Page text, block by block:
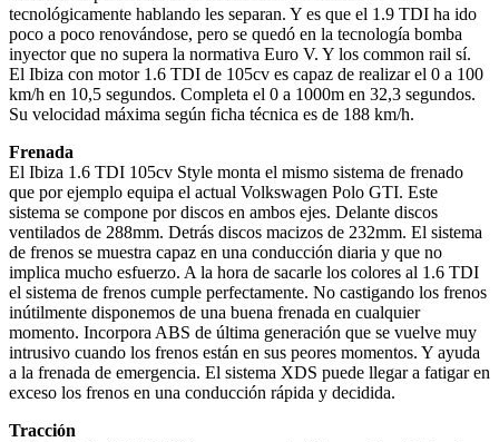
tecnológicamente hablando les separan. Y es que el 1.9 TDI ha ido
poco a poco renovándose, pero se quedó en la tecnología bomba
inyector que no supera la normativa Euro V. Y los common rail sí.
El Ibiza con motor 1.6 TDI de 105cv es capaz de realizar el 0 a 100
km/h en 10,5 segundos. Completa el 0 a 1000m en 32,3 segundos.
Su velocidad máxima según ficha técnica es de 188 km/h.
Frenada
El Ibiza 1.6 TDI 105cv Style monta el mismo sistema de frenado
que por ejemplo equipa el actual Volkswagen Polo GTI. Este
sistema se compone por discos en ambos ejes. Delante discos
ventilados de 288mm. Detrás discos macizos de 232mm. El sistema
de frenos se muestra capaz en una conducción diaria y que no
implica mucho esfuerzo. A la hora de sacarle los colores al 1.6 TDI
el sistema de frenos cumple perfectamente. No castigando los frenos
inútilmente disponemos de una buena frenada en cualquier
momento. Incorpora ABS de última generación que se vuelve muy
intrusivo cuando los frenos están en sus peores momentos. Y ayuda
a la frenada de emergencia. El sistema XDS puede llegar a fatigar en
exceso los frenos en una conducción rápida y decidida.
Tracción